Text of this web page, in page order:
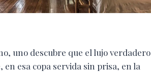
uno descubre que el lujo verdadero
esa copa servida sin prisa, en la